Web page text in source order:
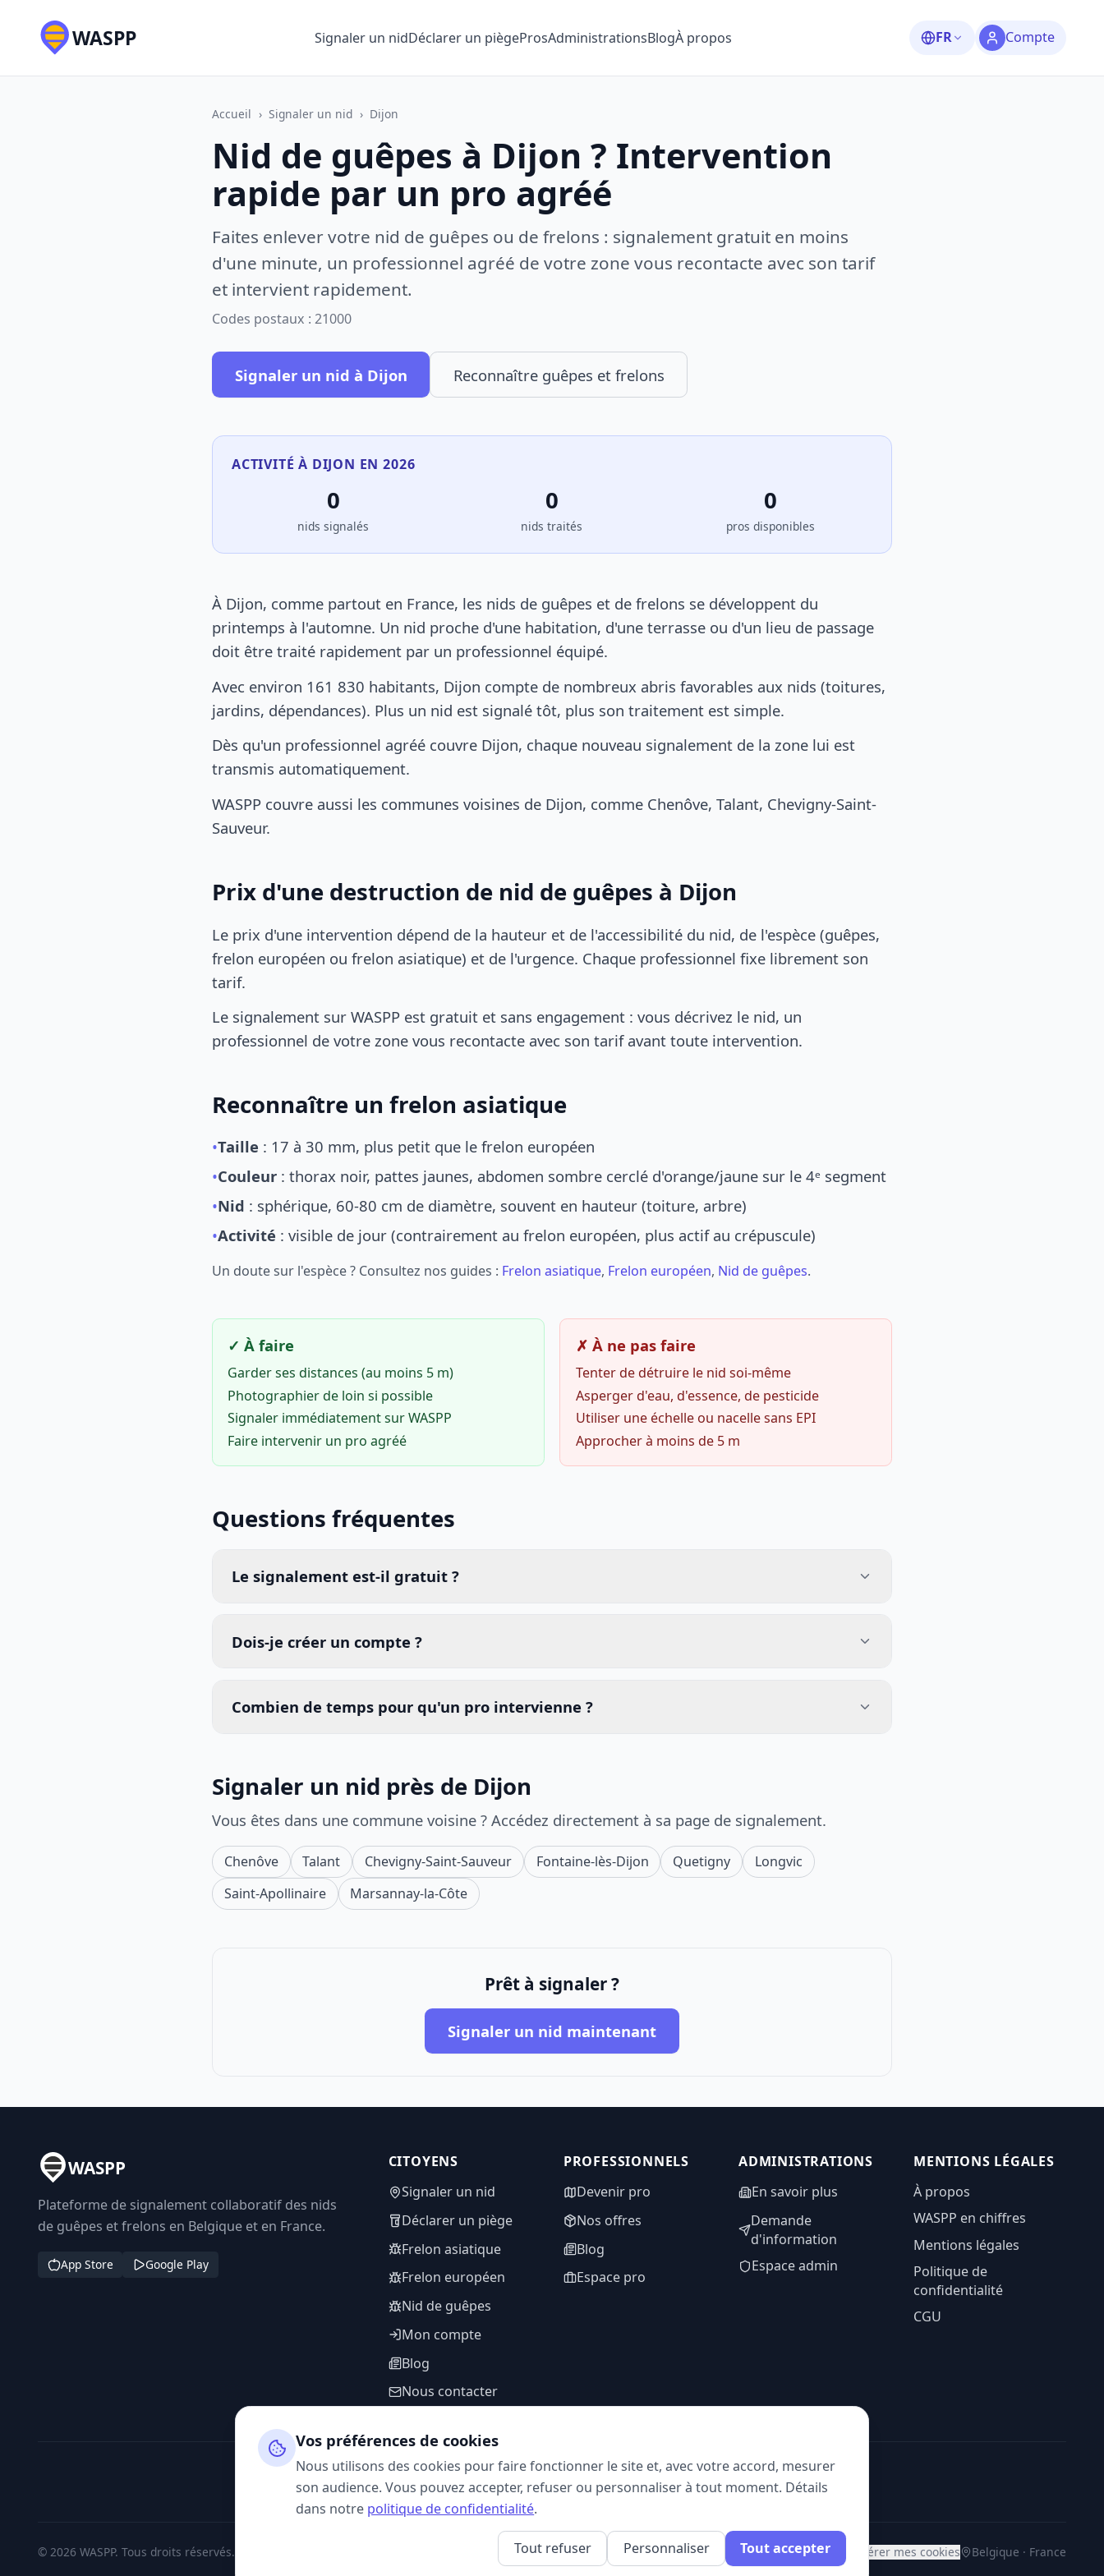
WASPP Signaler un nidDéclarer un piègeProsAdministrationsBlogÀ propos FR Compte
Accueil › Signaler un nid › Dijon
Nid de guêpes à Dijon ? Intervention
rapide par un pro agréé
Faites enlever votre nid de guêpes ou de frelons : signalement gratuit en moins
d'une minute, un professionnel agréé de votre zone vous recontacte avec son tarif
et intervient rapidement.
Codes postaux : 21000
Signaler un nid à Dijon Reconnaître guêpes et frelons
ACTIVITÉ À DIJON EN 2026
0
nids signalés
0
nids traités
0
pros disponibles
À Dijon, comme partout en France, les nids de guêpes et de frelons se développent du
printemps à l'automne. Un nid proche d'une habitation, d'une terrasse ou d'un lieu de passage
doit être traité rapidement par un professionnel équipé.
Avec environ 161 830 habitants, Dijon compte de nombreux abris favorables aux nids (toitures,
jardins, dépendances). Plus un nid est signalé tôt, plus son traitement est simple.
Dès qu'un professionnel agréé couvre Dijon, chaque nouveau signalement de la zone lui est
transmis automatiquement.
WASPP couvre aussi les communes voisines de Dijon, comme Chenôve, Talant, Chevigny-Saint-
Sauveur.
Prix d'une destruction de nid de guêpes à Dijon
Le prix d'une intervention dépend de la hauteur et de l'accessibilité du nid, de l'espèce (guêpes,
frelon européen ou frelon asiatique) et de l'urgence. Chaque professionnel fixe librement son
tarif.
Le signalement sur WASPP est gratuit et sans engagement : vous décrivez le nid, un
professionnel de votre zone vous recontacte avec son tarif avant toute intervention.
Reconnaître un frelon asiatique
•Taille : 17 à 30 mm, plus petit que le frelon européen
•Couleur : thorax noir, pattes jaunes, abdomen sombre cerclé d'orange/jaune sur le 4ᵉ segment
•Nid : sphérique, 60-80 cm de diamètre, souvent en hauteur (toiture, arbre)
•Activité : visible de jour (contrairement au frelon européen, plus actif au crépuscule)
Un doute sur l'espèce ? Consultez nos guides : Frelon asiatique, Frelon européen, Nid de guêpes.
✓ À faire
Garder ses distances (au moins 5 m)
Photographier de loin si possible
Signaler immédiatement sur WASPP
Faire intervenir un pro agréé
✗ À ne pas faire
Tenter de détruire le nid soi-même
Asperger d'eau, d'essence, de pesticide
Utiliser une échelle ou nacelle sans EPI
Approcher à moins de 5 m
Questions fréquentes
Le signalement est-il gratuit ?
Dois-je créer un compte ?
Combien de temps pour qu'un pro intervienne ?
Signaler un nid près de Dijon
Vous êtes dans une commune voisine ? Accédez directement à sa page de signalement.
Chenôve Talant Chevigny-Saint-Sauveur Fontaine-lès-Dijon Quetigny
Longvic
Saint-Apollinaire
Marsannay-la-Côte
Prêt à signaler ?
Signaler un nid maintenant
WASPP
Plateforme de signalement collaboratif des nids
de guêpes et frelons en Belgique et en France.
App Store Google Play
CITOYENS
Signaler un nid
Déclarer un piège
Frelon asiatique
Frelon européen
Nid de guêpes
Mon compte
Blog
Nous contacter
PROFESSIONNELS
Devenir pro
Nos offres
Blog
Espace pro
ADMINISTRATIONS
En savoir plus
Demande
d'information
Espace admin
MENTIONS LÉGALES
À propos
WASPP en chiffres
Mentions légales
Politique de
confidentialité
CGU
SUIVEZ-NOUS
© 2026 WASPP. Tous droits réservés. Gérer mes cookies Belgique · France
Vos préférences de cookies
Nous utilisons des cookies pour faire fonctionner le site et, avec votre accord, mesurer
son audience. Vous pouvez accepter, refuser ou personnaliser à tout moment. Détails
dans notre politique de confidentialité.
Tout refuser Personnaliser Tout accepter